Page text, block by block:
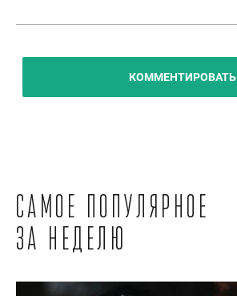
КОММЕНТИРОВАТЬ
Самое популярное
за неделю